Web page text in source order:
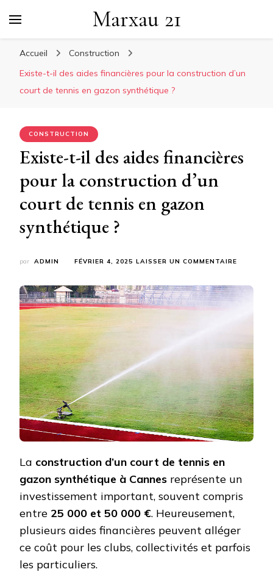
Marxau 21
Accueil
Construction
Existe-t-il des aides financières pour la construction d’un
court de tennis en gazon synthétique ?
CONSTRUCTION
Existe-t-il des aides financières
pour la construction d’un
court de tennis en gazon
synthétique ?
par ADMIN FÉVRIER 4, 2025 LAISSER UN COMMENTAIRE
D’UN
COURT
DE
TENNIS
EN
GAZON
La construction d’un court de tennis en
gazon synthétique à Cannes représente un
investissement important, souvent compris
entre 25 000 et 50 000 €. Heureusement,
plusieurs aides financières peuvent alléger
ce coût pour les clubs, collectivités et parfois
les particuliers.